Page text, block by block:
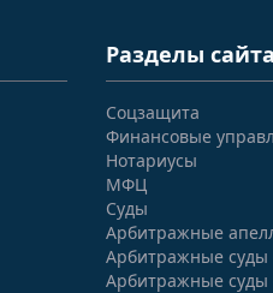
Разделы сайта
Соцзащита
Финансовые
Нотариусы
МФЦ
Суды
Арбитражные
Арбитражные суды
Арбитражные суды